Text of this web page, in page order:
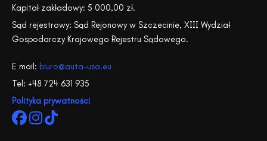
Kapitał zakładowy: 5 000,00 zł.
Sąd rejestrowy: Sąd Rejonowy w Szczecinie, XIII Wydział
Gospodarczy Krajowego Rejestru Sądowego.
E mail: biuro@auta-usa.eu
Tel: +48 724 631 935
Polityka prywatności